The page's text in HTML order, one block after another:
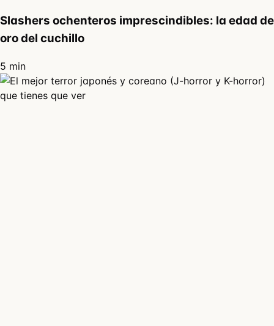
Slashers ochenteros imprescindibles: la edad de
oro del cuchillo
5 min